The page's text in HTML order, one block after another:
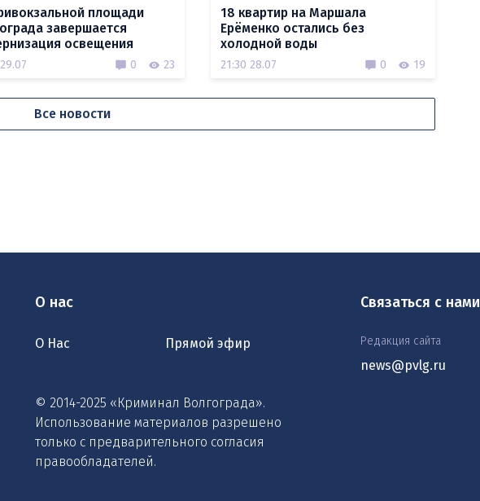
площади
завершается
освещения
0 23
18 квартир на Маршала
Ерёменко остались без
холодной воды
21:30 28.07 0 19
Все новости
О нас
О Нас Прямой эфир
© 2014-2025 «Криминал Волгограда».
Использование материалов разрешено
только с предварительного согласия
правообладателей.
Связаться с нами
Редакция сайта
news@pvlg.ru